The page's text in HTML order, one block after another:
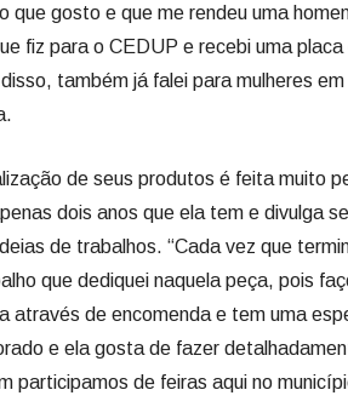
que gosto e que me rendeu uma
fiz para o CEDUP e recebi uma
também já falei para mulheres
de seus produtos é feita muito
dois anos que ela tem e divulga
de trabalhos. “Cada vez que
que dediquei naquela peça, pois
através de encomenda e tem uma
e ela gosta de fazer
participamos de feiras aqui no